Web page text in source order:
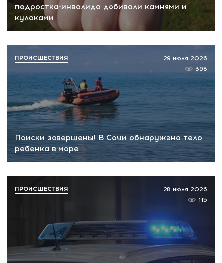
подростка-инвалида добивали камнями и
кулаками
Поиски завершены! В Сочи обнаружено тело
ребенка в море
29 июля 2026
398
ПРОИСШЕСТВИЯ
28 июля 2026
115
ПРОИСШЕСТВИЯ